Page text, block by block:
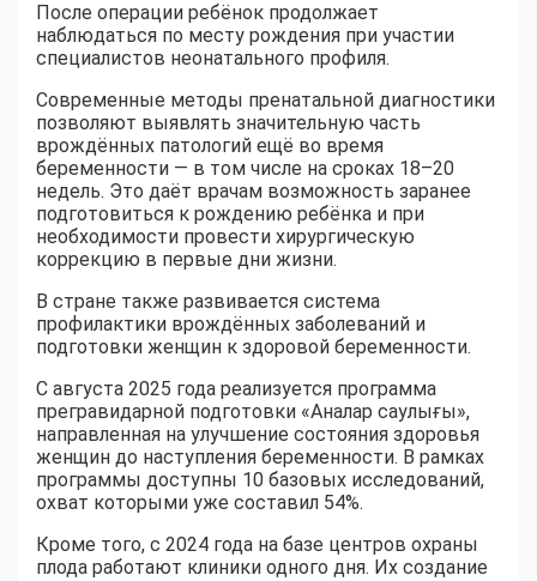
После операции ребёнок продолжает
наблюдаться по месту рождения при участии
специалистов неонатального профиля.
Современные методы пренатальной диагностики
позволяют выявлять значительную часть
врождённых патологий ещё во время
беременности — в том числе на сроках 18–20
недель. Это даёт врачам возможность заранее
подготовиться к рождению ребёнка и при
необходимости провести хирургическую
коррекцию в первые дни жизни.
В стране также развивается система
профилактики врождённых заболеваний и
подготовки женщин к здоровой беременности.
С августа 2025 года реализуется программа
прегравидарной подготовки «Аналар саулығы»,
направленная на улучшение состояния здоровья
женщин до наступления беременности. В рамках
программы доступны 10 базовых исследований,
охват которыми уже составил 54%.
Кроме того, с 2024 года на базе центров охраны
плода работают клиники одного дня. Их создание